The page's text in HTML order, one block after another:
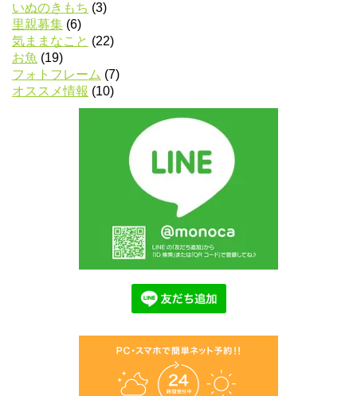
いぬのきもち (3)
里親募集 (6)
気ままなこと (22)
お魚 (19)
フォトフレーム (7)
オススメ情報 (10)